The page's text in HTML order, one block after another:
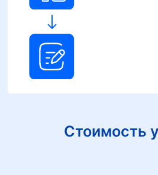
Стоимость